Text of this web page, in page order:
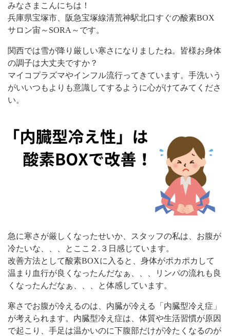
みなさまこんにちは！
兵庫県宝塚市、阪急宝塚線清荒神駅北口すぐの酸素BOX
サロン宙～SORA～です。
関西では雪が降り厳しい寒さになりましたね。皆様お身体
の調子は大丈夫ですか？
マイコプラズマやインフル流行ってきています。手洗いう
がいいつもよりも意識してするように心がけてみてくださ
い。
急に寒さが厳しくなったせいか、スタッフの私は、お腹が
冷たいな、、、とここ２.３日感じています。
改善方法として酸素BOXに入ると、身体がポカポカして
温まり血行が良くなったんだなぁ、、、リンパの流れも良
くなったんだなぁ、、、と体感しています。
寒さでお腹が冷えるのは、内臓が冷える「内臓型冷え症」
が考えられます。内臓型冷え症は、体質や生活習慣が原因
で起こり、手足は温かいのに下腹部だけが冷たくなるのが